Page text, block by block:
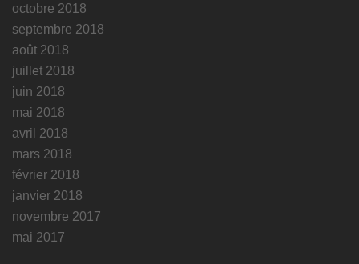
octobre 2018
septembre 2018
août 2018
juillet 2018
juin 2018
mai 2018
avril 2018
mars 2018
février 2018
janvier 2018
novembre 2017
mai 2017